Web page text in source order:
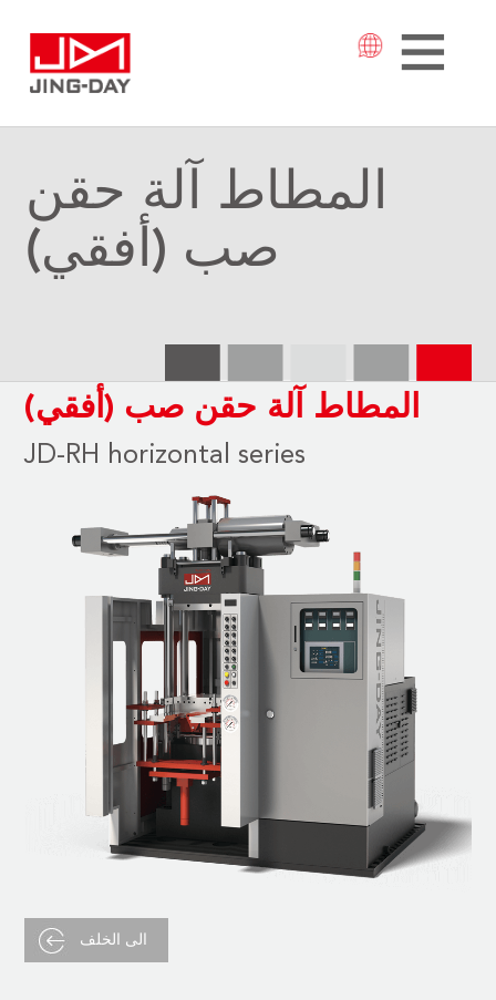
المطاط آلة حقن
صب (أفقي)
المطاط آلة حقن صب (أفقي)
JD-RH horizontal series
الى الخلف